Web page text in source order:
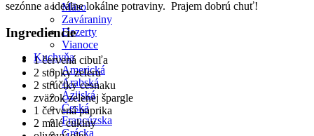
Mäso
Zaváraniny
Dezerty
Vianoce
Kuchyňa
Americká
Arabská
Ázijská
Česká
Francúzska
Grécka
sezónne a ideálne lokálne potraviny. Prajem dobrú chuť!
Ingrediencie
1 červená cibuľa
2 stopky zeleru
2 strúčiky cesnaku
zväzok zelenej špargle
1 červená paprika
2 malé cukiny